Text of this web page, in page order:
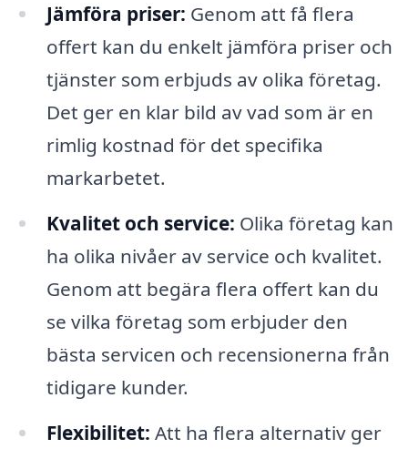
Jämföra priser: Genom att få flera
offert kan du enkelt jämföra priser och
tjänster som erbjuds av olika företag.
Det ger en klar bild av vad som är en
rimlig kostnad för det specifika
markarbetet.
Kvalitet och service: Olika företag kan
ha olika nivåer av service och kvalitet.
Genom att begära flera offert kan du
se vilka företag som erbjuder den
bästa servicen och recensionerna från
tidigare kunder.
Flexibilitet: Att ha flera alternativ ger